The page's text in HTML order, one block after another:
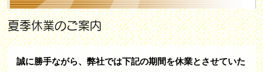
夏季休業のご案内
誠に勝手ながら、弊社では下記の期間を休業とさせていた